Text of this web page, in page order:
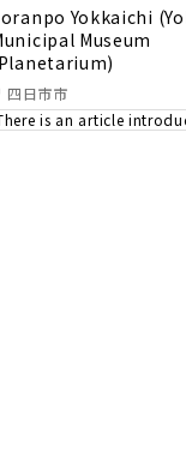
Yokkaichi
Museum
四日市市
is an article